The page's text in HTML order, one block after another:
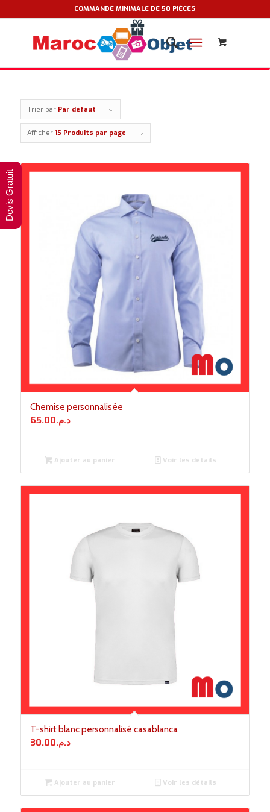
COMMANDE MINIMALE DE 50 PIÈCES
Trier par Par défaut
Afficher 15 Produits par page
Chemise personnalisée
د.م.65.00
Ajouter au panier Voir les détails
T-shirt blanc personnalisé casablanca
د.م.30.00
Ajouter au panier Voir les détails
Devis Gratuit